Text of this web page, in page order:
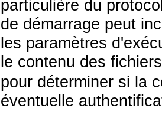
particulière du
de démarrage peut
les paramètres
le contenu des
pour déterminer si la
éventuelle